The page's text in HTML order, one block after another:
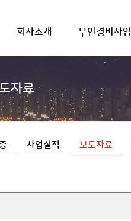
회사소개
무인경비사업
자료
사업실적 보도자료